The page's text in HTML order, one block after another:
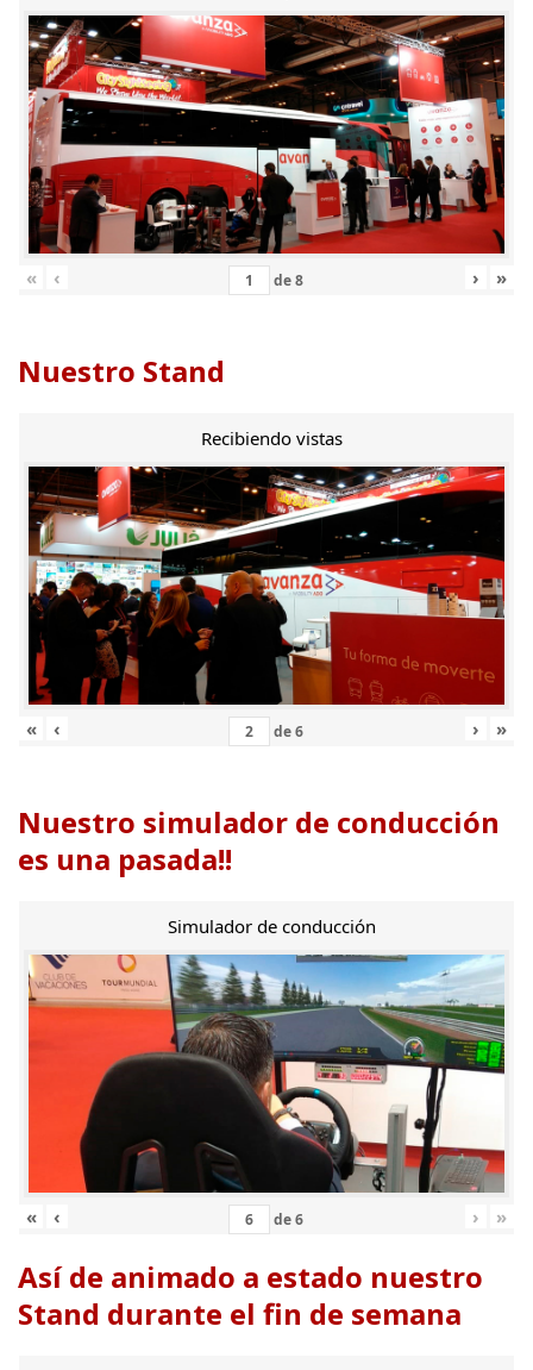
« ‹ de8 › »
Nuestro Stand
Recibiendo vistas
« ‹ de6 › »
Nuestro simulador de conducción
es una pasada!!
Simulador de conducción
« ‹ de6 › »
Así de animado a estado nuestro
Stand durante el fin de semana